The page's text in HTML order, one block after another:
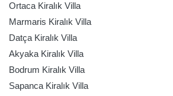
Ortaca Kiralık Villa
Marmaris Kiralık Villa
Datça Kiralık Villa
Akyaka Kiralık Villa
Bodrum Kiralık Villa
Sapanca Kiralık Villa